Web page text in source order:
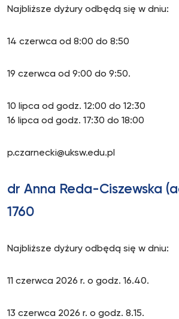
Najbliższe dyżury odbędą się w dniu:
14 czerwca od 8:00 do 8:50
19 czerwca od 9:00 do 9:50.
10 lipca od godz. 12:00 do 12:30
16 lipca od godz. 17:30 do 18:00
p.czarnecki@uksw.edu.pl
dr Anna Reda-Ciszewska
1760
Najbliższe dyżury odbędą się w dniu:
11 czerwca 2026 r. o godz. 16.40.
13 czerwca 2026 r. o godz. 8.15.